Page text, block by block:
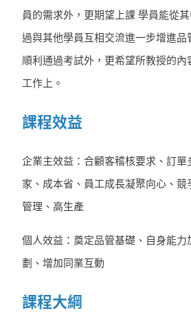
員的需求外，更期望上課 學員能從
過與其他學員互相交流進一步增進品
順利通過考試外，更希望所教授的內
工作上。
課程效益
企業主效益：合顧客稽核要求、訂單
家、成本省、員工成長凝聚向心、競
管理、高生產
個人效益：奠定品管基礎、自身能力
劃、增加同業互動
課程大綱